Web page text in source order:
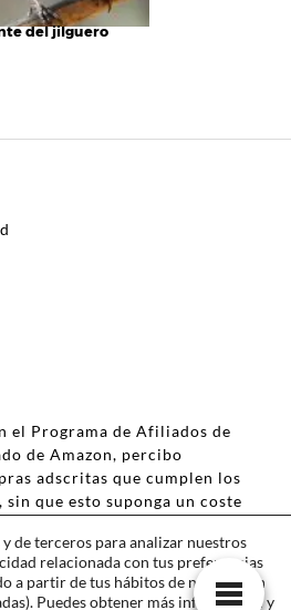
del jilguero
el Programa de Afiliados de
de Amazon, percibo
adscritas que cumplen los
que esto suponga un coste
de terceros para analizar nuestros
relacionada con tus preferencias
a partir de tus hábitos de navegación
Puedes obtener más información y